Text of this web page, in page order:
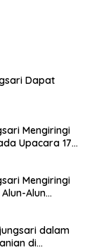
Mengiringi
Upacara 17
Mengiringi
Alun
dalam
di